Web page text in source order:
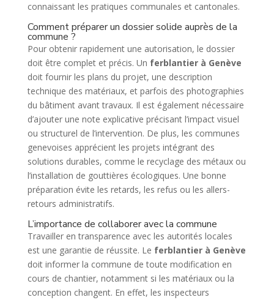
connaissant les pratiques communales et cantonales.
Comment préparer un dossier solide auprès de la
commune ?
Pour obtenir rapidement une autorisation, le dossier
doit être complet et précis. Un ferblantier à Genève
doit fournir les plans du projet, une description
technique des matériaux, et parfois des photographies
du bâtiment avant travaux. Il est également nécessaire
d’ajouter une note explicative précisant l’impact visuel
ou structurel de l’intervention. De plus, les communes
genevoises apprécient les projets intégrant des
solutions durables, comme le recyclage des métaux ou
l’installation de gouttières écologiques. Une bonne
préparation évite les retards, les refus ou les allers-
retours administratifs.
L’importance de collaborer avec la commune
Travailler en transparence avec les autorités locales
est une garantie de réussite. Le ferblantier à Genève
doit informer la commune de toute modification en
cours de chantier, notamment si les matériaux ou la
conception changent. En effet, les inspecteurs